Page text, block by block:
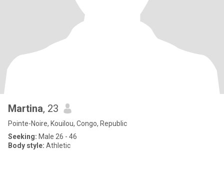
Martina, 23
Pointe-Noire, Kouilou, Congo, Republic
Seeking: Male 26 - 46
Body style: Athletic